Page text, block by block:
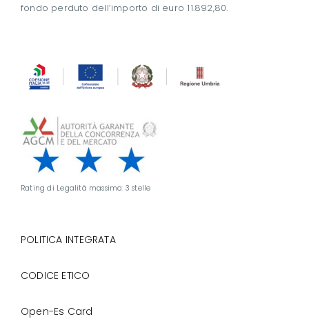
fondo perduto dell’importo di euro 11.892,80.
Rating di Legalità massimo: 3 stelle
POLITICA INTEGRATA
CODICE ETICO
Open-Es Card